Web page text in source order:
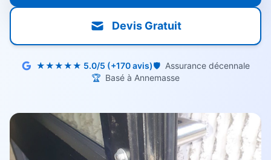
Devis Gratuit
★★★★★ 5.0/5 (+170 avis)🛡️ Assurance décennale
🏆 Basé à Annemasse